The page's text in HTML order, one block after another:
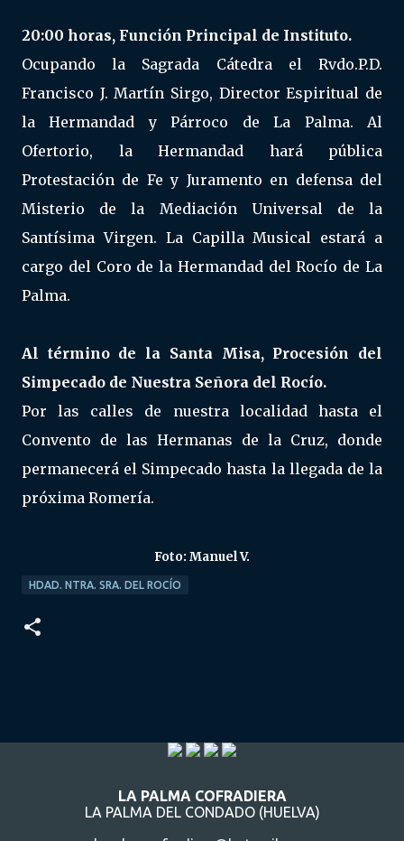
20:00 horas, Función Principal de Instituto.
Ocupando la Sagrada Cátedra el Rvdo.P.D.
Francisco J. Martín Sirgo, Director Espiritual de
la Hermandad y Párroco de La Palma. Al
Ofertorio, la Hermandad hará pública
Protestación de Fe y Juramento en defensa del
Misterio de la Mediación Universal de la
Santísima Virgen. La Capilla Musical estará a
cargo del Coro de la Hermandad del Rocío de La
Palma.
Al término de la Santa Misa, Procesión del
Simpecado de Nuestra Señora del Rocío.
Por las calles de nuestra localidad hasta el
Convento de las Hermanas de la Cruz, donde
permanecerá el Simpecado hasta la llegada de la
próxima Romería.
Foto: Manuel V.
HDAD. NTRA. SRA. DEL ROCÍO
LA PALMA COFRADIERA
LA PALMA DEL CONDADO (HUELVA)